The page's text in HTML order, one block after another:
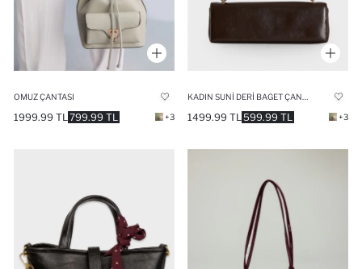
OMUZ ÇANTASI
799.99 TL
1999.99 TL +3 599.99 TL
1499.99 TL +3